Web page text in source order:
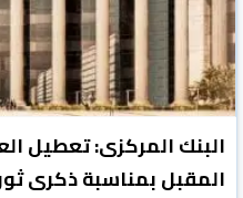
البنك المركزى: تعطيل
المقبل بمناسبة ذكرى ثورة 23